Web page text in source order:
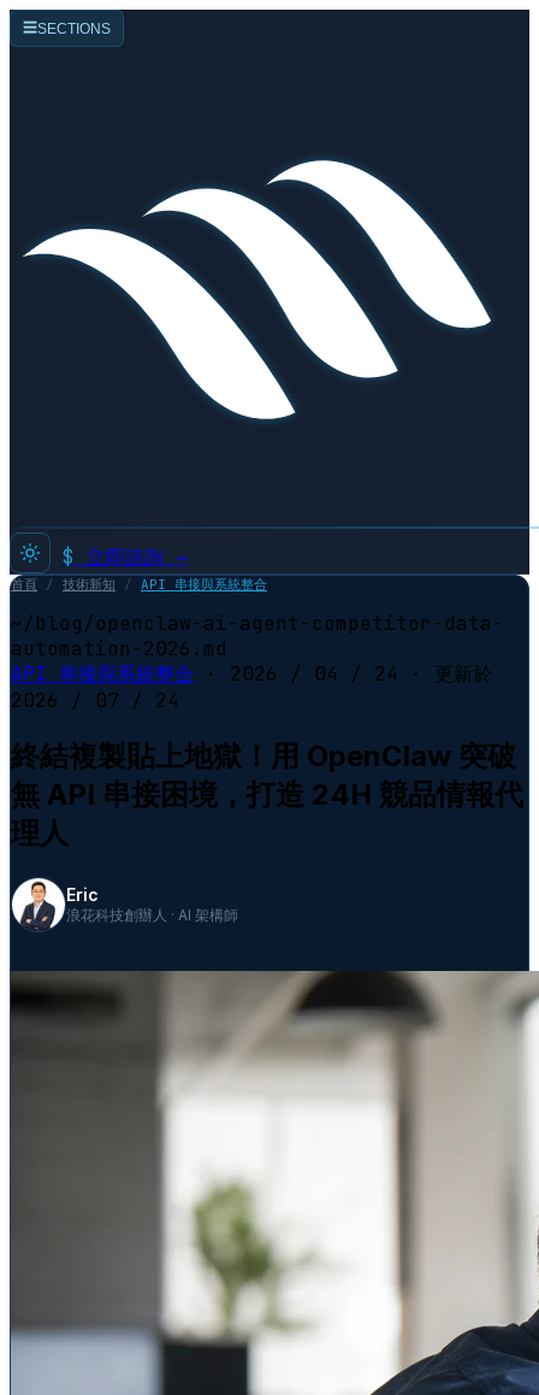
☰SECTIONS
$ 立即諮詢 →
首頁 / 技術新知 / API 串接與系統整合
~/blog/openclaw-ai-agent-competitor-data-
automation-2026.md
API 串接與系統整合 · 2026 / 04 / 24
· 更新於
2026 / 07 / 24
終結複製貼上地獄！用 OpenClaw 突破
無 API 串接困境，打造 24H 競品情報代
理人
Eric
浪花科技創辦人 · AI 架構師